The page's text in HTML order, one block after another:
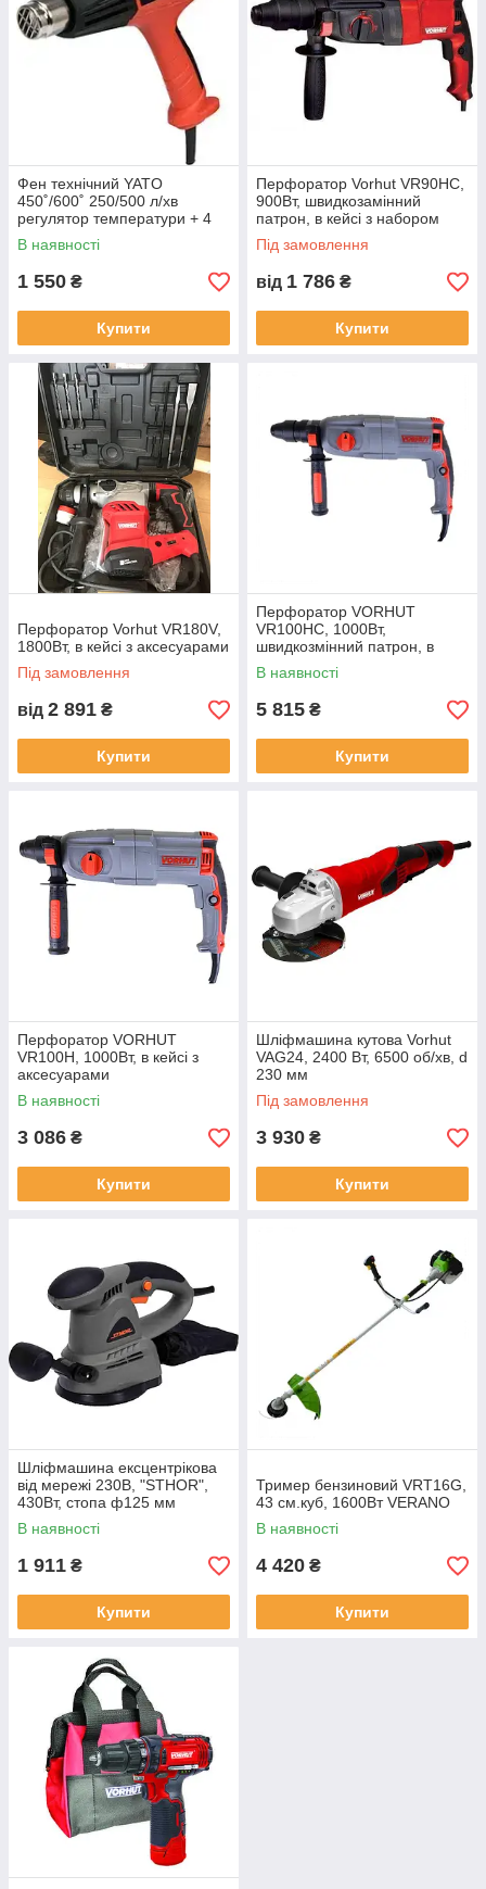
Фен технічний YATO
450˚/600˚ 250/500 л/хв
регулятор температури + 4
насадки
В наявності
1 550 ₴
Купити
Перфоратор Vorhut VR90HC,
900Вт, швидкозамінний
патрон, в кейсі з набором
бурів і зубил
Під замовлення
від 1 786 ₴
Купити
Перфоратор Vorhut VR180V,
1800Вт, в кейсі з аксесуарами
Під замовлення
від 2 891 ₴
Купити
Перфоратор VORHUT
VR100HC, 1000Вт,
швидкозмінний патрон, в
кейсі з аксесуарами
В наявності
5 815 ₴
Купити
Перфоратор VORHUT
VR100Н, 1000Вт, в кейсі з
аксесуарами
В наявності
3 086 ₴
Купити
Шліфмашина кутова Vorhut
VAG24, 2400 Вт, 6500 об/хв, d
230 мм
Під замовлення
3 930 ₴
Купити
Шліфмашина ексцентрікова
від мережі 230В, "STHOR",
430Вт, стопа ф125 мм
В наявності
1 911 ₴
Купити
Тример бензиновий VRT16G,
43 см.куб, 1600Вт VERANO
В наявності
4 420 ₴
Купити